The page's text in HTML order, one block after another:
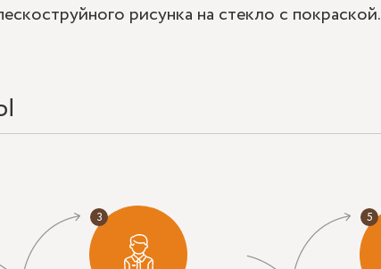
рисунка на стекло с покраской.